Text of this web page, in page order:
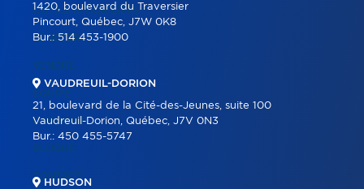
OUTILS IMMOBILIERS
ACHETER
VENDRE
ÉQUIPE
CARRIÈRE
BLOGUE
CONTACT
1420, boulevard du Traversier
Pincourt, Québec, J7W 0K8
Bur.:514 453-1900
VAUDREUIL-DORION
21, boulevard de la Cité-des-Jeunes, suite 100
Vaudreuil-Dorion, Québec, J7V 0N3
Bur.: 450 455-5747
HUDSON